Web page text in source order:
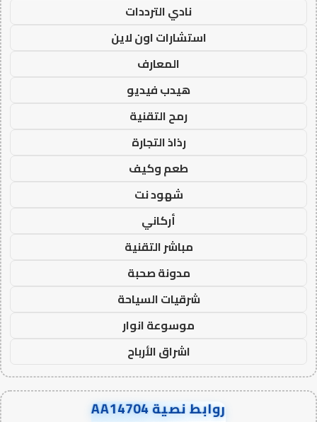
نادي الترددات
استشارات اون لاين
المعارف
هيدب فيديو
رمح التقنية
رذاذ التجارة
طعم وكيف
شهود نت
أركاني
مباشر التقنية
مدونة صحبة
شرقيات السياحة
موسوعة انوار
اشراق الأرباح
روابط نصية AA14704